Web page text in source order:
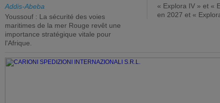
Addis-Abeba
Youssouf : La sécurité des voies
maritimes de la mer Rouge revêt une
importance stratégique vitale pour
l'Afrique.
« Explora IV » et «
en 2027 et «